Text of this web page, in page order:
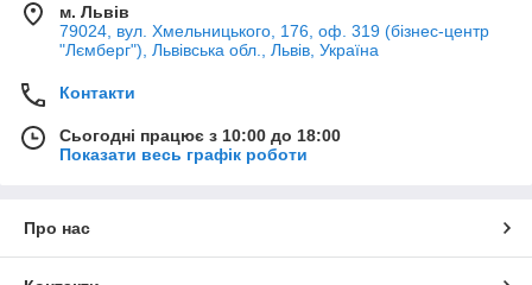
м. Львів
79024, вул. Хмельницького, 176, оф. 319 (бізнес-центр
"Лємберг"), Львівська обл., Львів, Україна
Контакти
Сьогодні працює з 10:00 до 18:00
Показати весь графік роботи
Про нас